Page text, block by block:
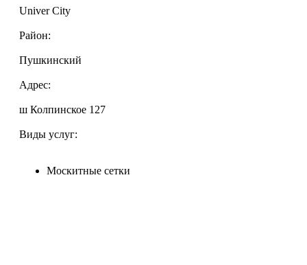
Univer City
Район:
Пушкинский
Адрес:
ш Колпинское 127
Виды услуг:
Москитные сетки